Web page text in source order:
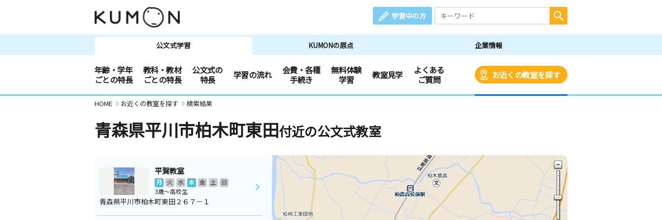
学習中の方
公文式学習 KUMONの原点 企業情報
年齢・学年
ごとの特長
教科・教材
ごとの特長
公文式の
特長
学習の流れ
会費・各種
手続き
無料体験
学習
教室見学
よくある
ご質問
お近くの教室を探す
HOME お近くの教室を探す 検索結果
青森県平川市柏木町東田付近の公文式教室
平賀教室
月 火 水 木 金 土
日
3歳～高校生
青森県平川市柏木町東田２６７－１